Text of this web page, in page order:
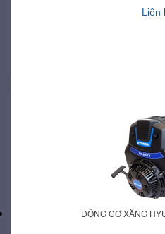
Liên
ĐỘNG CƠ XĂNG